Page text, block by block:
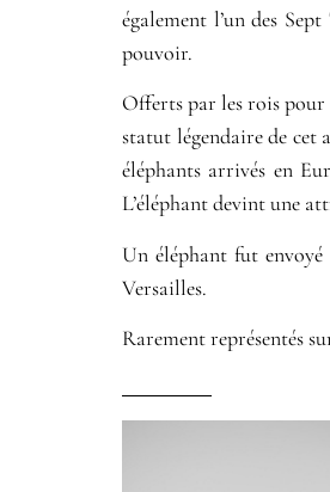
également l’un des
pouvoir.
Offerts par les rois pour
statut légendaire de cet
éléphants arrivés en
L’éléphant devint une
Un éléphant fut
Versailles.
Rarement représentés